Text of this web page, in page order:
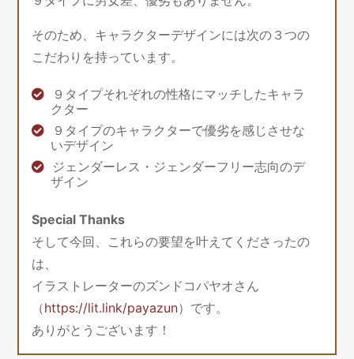
そのため、キャラクターデザインには次の３つの
こだわりを持っています。
９タイプそれぞれの性格にマッチしたキャラ
クター
９タイプのキャラクターで優劣を感じさせな
いデザイン
ジェンダーレス・ジェンダーフリー志向のデ
ザイン
Special Thanks
そして今回、これらの要望を叶えてくださったの
は、
イラストレーターのズンドコパヤオさん
（https://lit.link/payazun）です。
ありがとうございます！